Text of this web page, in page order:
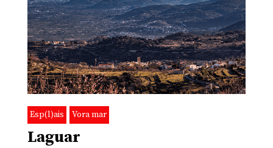
Esp(l)ais Vora mar
Laguar